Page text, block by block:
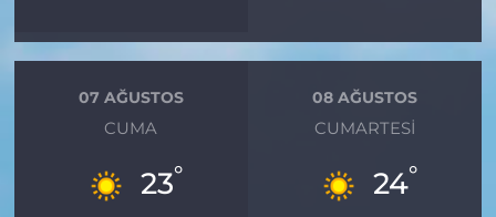
07 AĞUSTOS
CUMA
23°
08 AĞUSTOS
CUMARTESI
24°